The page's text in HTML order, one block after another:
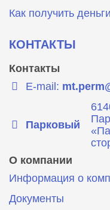
Как получить
КОНТАКТЫ
Контакты
E-mail:
Парковый
О компании
Информация о
Документы